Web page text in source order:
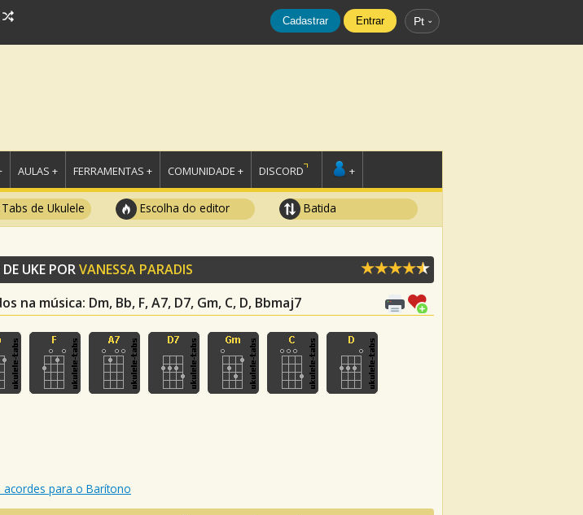
Cadastrar Entrar Pt
AULAS + FERRAMENTAS + COMUNIDADE + DISCORD +
de Ukulele Escolha do editor Batida
UKE PORVANESSA PARADIS
na música: Dm, Bb, F, A7, D7, Gm, C, D, Bbmaj7
acordes para o Barítono